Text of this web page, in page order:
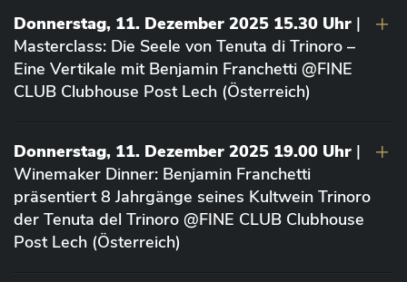
Donnerstag, 11. Dezember 2025 15.30 Uhr |
Masterclass: Die Seele von Tenuta di Trinoro –
Eine Vertikale mit Benjamin Franchetti @FINE
CLUB Clubhouse Post Lech (Österreich)
Donnerstag, 11. Dezember 2025 19.00 Uhr |
Winemaker Dinner: Benjamin Franchetti
präsentiert 8 Jahrgänge seines Kultwein Trinoro
der Tenuta del Trinoro @FINE CLUB Clubhouse
Post Lech (Österreich)